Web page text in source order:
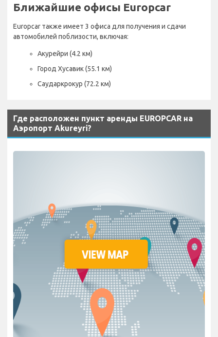
Ближайшие офисы Europcar
Europcar также имеет 3 офиса для получения и сдачи
автомобилей поблизости, включая:
Акурейри (4.2 км)
Город Хусавик (55.1 км)
Саударкрокур (72.2 км)
Где расположен пункт аренды EUROPCAR на
Аэропорт Akureyri?